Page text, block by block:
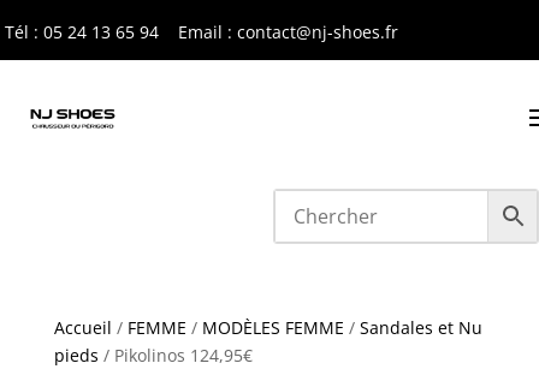
Tél : 05 24 13 65 94 Email : contact@nj-shoes.fr
Accueil / FEMME / MODÈLES FEMME / Sandales et Nu
pieds / Pikolinos 124,95€